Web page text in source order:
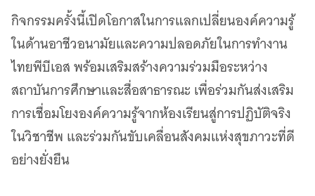
กิจกรรมครั้งนี้เปิดโอกาสในการแลกเปลี่ยนองค์ความรู้
ในด้านอาชีวอนามัยและความปลอดภัยในการทำงาน
ไทยพีบีเอส พร้อมเสริมสร้างความร่วมมือระหว่าง
สถาบันการศึกษาและสื่อสาธารณะ เพื่อร่วมกันส่งเสริม
การเชื่อมโยงองค์ความรู้จากห้องเรียนสู่การปฏิบัติจริง
ในวิชาชีพ และร่วมกันขับเคลื่อนสังคมแห่งสุขภาวะที่ดี
อย่างยั่งยืน